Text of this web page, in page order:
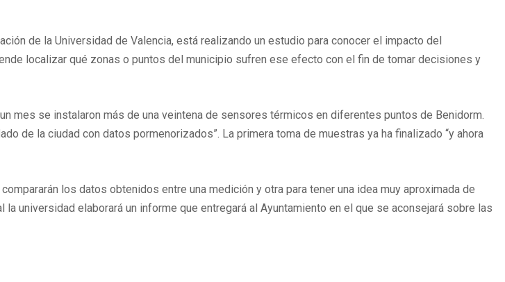
de la Universidad de Valencia, está realizando un estudio para conocer el impacto del
localizar qué zonas o puntos del municipio sufren ese efecto con el fin de tomar decisiones y
mes se instalaron más de una veintena de sensores térmicos en diferentes puntos de Benidorm.
de la ciudad con datos pormenorizados”. La primera toma de muestras ya ha finalizado “y ahora
los datos obtenidos entre una medición y otra para tener una idea muy aproximada de
universidad elaborará un informe que entregará al Ayuntamiento en el que se aconsejará sobre las